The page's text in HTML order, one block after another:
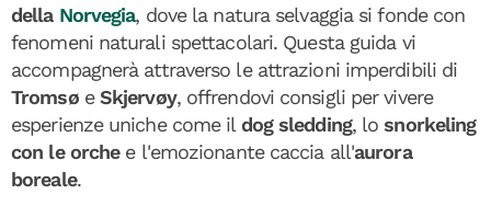
della Norvegia, dove la natura selvaggia si fonde con
fenomeni naturali spettacolari. Questa guida vi
accompagnerà attraverso le attrazioni imperdibili di
TromsøeSkjervøy, offrendovi consigli per vivere
esperienze uniche come il dog sledding, losnorkeling
con le orchee l'emozionante caccia all'aurora
boreale.